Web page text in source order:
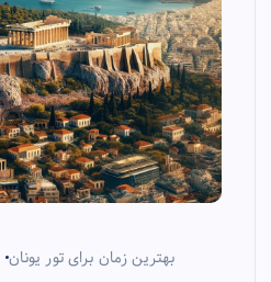
بهترین زمان برای تور یونان